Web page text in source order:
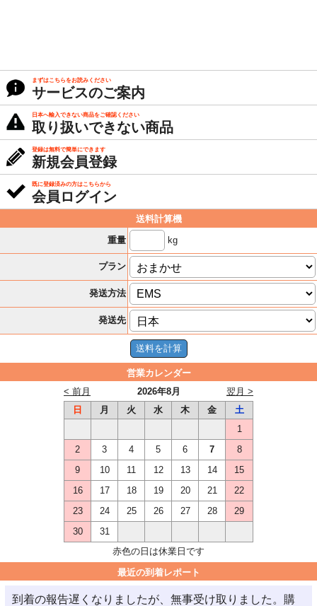
まずはこちらをお読みください
サービスのご案内
日本へ輸入できない商品をご確認ください
取り扱いできない商品
登録は無料で簡単にできます
新規会員登録
既に登録済みの方はこちらから
会員ログイン
送料計算機
重量
kg
プラン
発送方法
発送先
営業カレンダー
2026年8月
< 前月
翌月 >
日
月 火 水 木 金
土
1
2
3 4 5 6 7
8
9
10 11 12 13 14
15
16
17 18 19 20 21
22
23
24 25 26 27 28
29
30
31
赤色の日は休業日です
最近の到着レポート
到着の報告遅くなりましたが、無事受け取りました。購